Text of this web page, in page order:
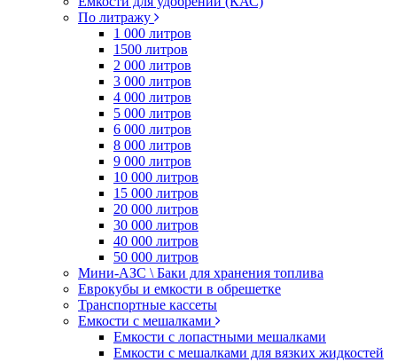
По литражу
1 000 литров
1500 литров
2 000 литров
3 000 литров
4 000 литров
5 000 литров
6 000 литров
8 000 литров
9 000 литров
10 000 литров
15 000 литров
20 000 литров
30 000 литров
40 000 литров
50 000 литров
Мини-АЗС \ Баки для хранения топлива
Еврокубы и емкости в обрешетке
Транспортные кассеты
Емкости с мешалками
Емкости с лопастными мешалками
Емкости с мешалками для вязких жидкостей